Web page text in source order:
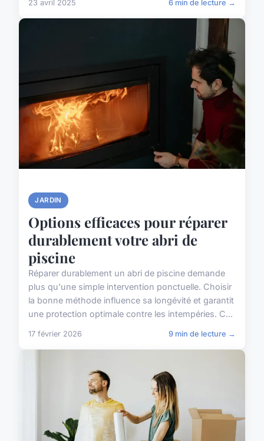
23 avril 2025 6 min de lecture →
JARDIN
Options efficaces pour réparer
durablement votre abri de
piscine
Réparer durablement un abri de piscine demande
plus qu'une simple intervention ponctuelle. Choisir
la bonne méthode influence sa longévité et garantit
une protection optimale contre les intempéries. C...
17 février 2026 9 min de lecture →